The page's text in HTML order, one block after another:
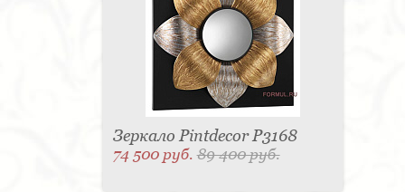
Зеркало Pintdecor P3168
74 500 руб.89 400 руб.